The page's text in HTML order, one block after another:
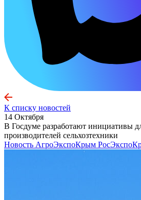
К списку новостей
14 Октября
В Госдуме разработают инициативы
производителей сельхозтехники
Новость АгроЭкспоКрым